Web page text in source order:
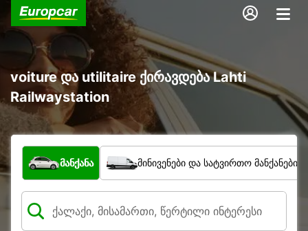
voiture და utilitaire ქირავდება Lahti
Railwaystation
რა ტიპის ავტომობილი?
მანქანა მინივენები და სატვირთო მანქანები